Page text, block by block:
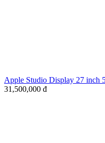
Apple Studio Display 27 inch
31,500,000 đ